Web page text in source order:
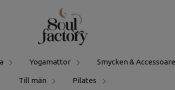
Yogamattor Smycken &
Till män Pilates